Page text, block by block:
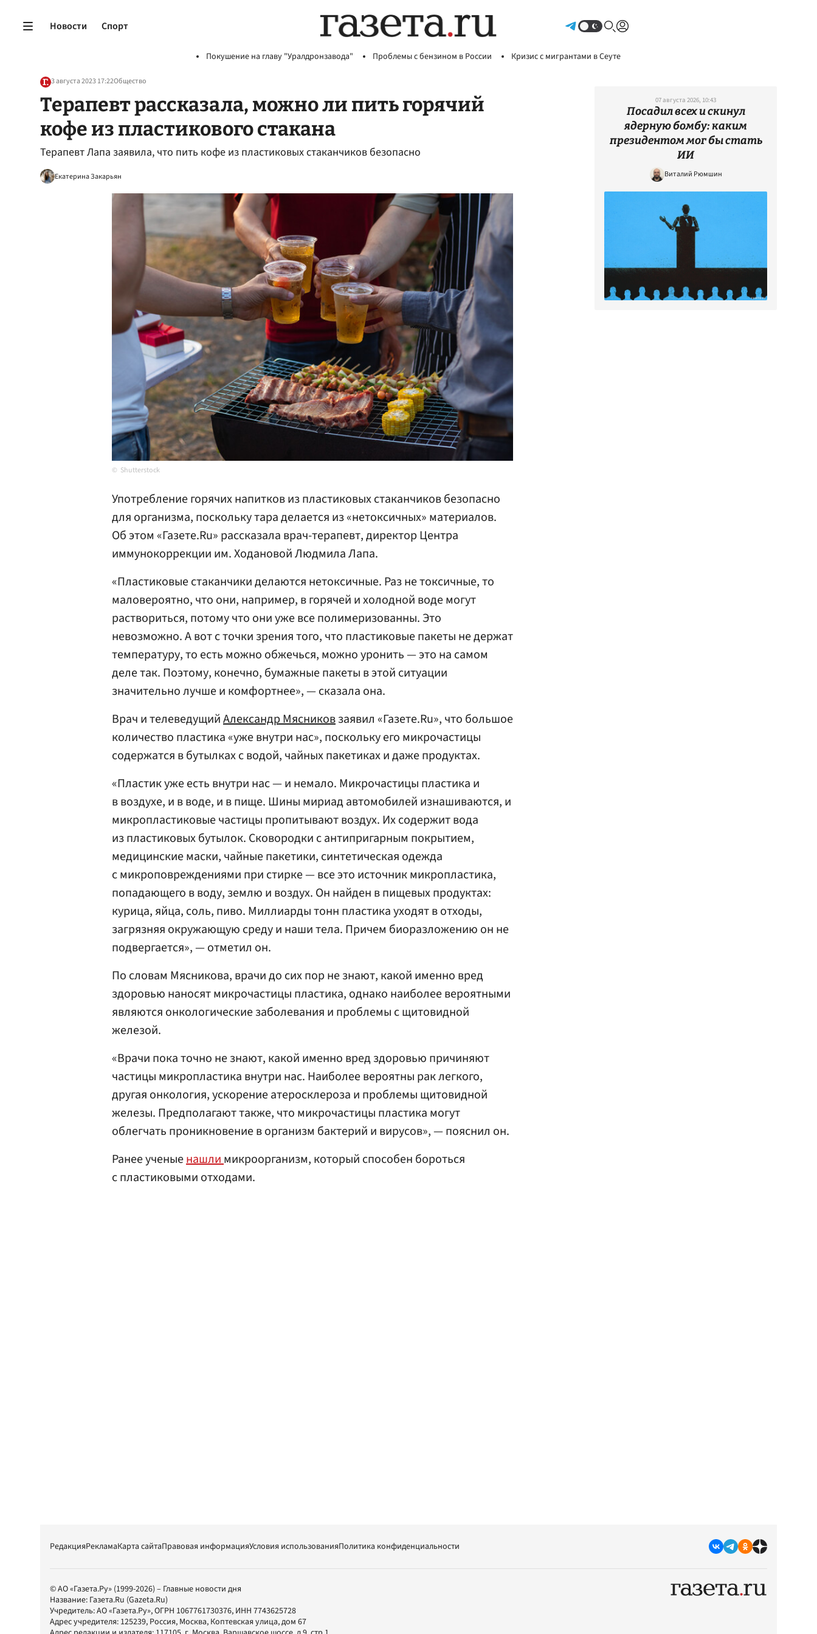
Новости Спорт
Покушение на главу "Уралдронзавода" Проблемы с бензином в России Кризис с мигрантами в Сеуте
3 августа 2023 17:22Общество
Терапевт рассказала, можно ли пить горячий
кофе из пластикового стакана
Терапевт Лапа заявила, что пить кофе из пластиковых стаканчиков безопасно
Екатерина Закарьян
Shutterstock
Употребление горячих напитков из пластиковых стаканчиков безопасно
для организма, поскольку тара делается из «нетоксичных» материалов.
Об этом «Газете.Ru» рассказала врач-терапевт, директор Центра
иммунокоррекции им. Ходановой Людмила Лапа.
«Пластиковые стаканчики делаются нетоксичные. Раз не токсичные, то
маловероятно, что они, например, в горячей и холодной воде могут
раствориться, потому что они уже все полимеризованны. Это
невозможно. А вот с точки зрения того, что пластиковые пакеты не держат
температуру, то есть можно обжечься, можно уронить — это на самом
деле так. Поэтому, конечно, бумажные пакеты в этой ситуации
значительно лучше и комфортнее», — сказала она.
Врач и телеведущийАлександр Мясниковзаявил «Газете.Ru», что большое
количество пластика «уже внутри нас», поскольку его микрочастицы
содержатся в бутылках с водой, чайных пакетиках и даже продуктах.
«Пластик уже есть внутри нас — и немало. Микрочастицы пластика и
в воздухе, и в воде, и в пище. Шины мириад автомобилей изнашиваются, и
микропластиковые частицы пропитывают воздух. Их содержит вода
из пластиковых бутылок. Сковородки с антипригарным покрытием,
медицинские маски, чайные пакетики, синтетическая одежда
с микроповреждениями при стирке — все это источник микропластика,
попадающего в воду, землю и воздух. Он найден в пищевых продуктах:
курица, яйца, соль, пиво. Миллиарды тонн пластика уходят в отходы,
загрязняя окружающую среду и наши тела. Причем биоразложению он не
подвергается», — отметил он.
По словам Мясникова, врачи до сих пор не знают, какой именно вред
здоровью наносят микрочастицы пластика, однако наиболее вероятными
являются онкологические заболевания и проблемы с щитовидной
железой.
«Врачи пока точно не знают, какой именно вред здоровью причиняют
частицы микропластика внутри нас. Наиболее вероятны рак легкого,
другая онкология, ускорение атеросклероза и проблемы щитовидной
железы. Предполагают также, что микрочастицы пластика могут
облегчать проникновение в организм бактерий и вирусов», — пояснил он.
Ранее ученыенашлимикроорганизм, который способен бороться
с пластиковыми отходами.
07 августа 2026, 10:43
Посадил всех и скинул
ядерную бомбу: каким
президентом мог бы стать
ИИ
Виталий Рюмшин
РедакцияРекламаКарта сайтаПравовая информацияУсловия использованияПолитика конфиденциальности
© АО «Газета.Ру» (1999-2026) – Главные новости дня
Название: Газета.Ru (Gazeta.Ru)
Учредитель:АО «Газета.Ру», ОГРН 1067761730376, ИНН 7743625728
Адрес учредителя: 125239, Россия, Москва, Коптевская улица, дом 67